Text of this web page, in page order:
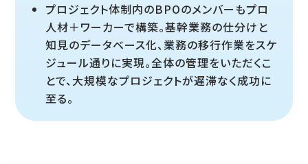
プロジェクト体制内のBPOのメンバーもプロ
人材＋ワーカーで構築。基幹業務の仕分けと
知見のデータベース化、業務の移行作業をスケ
ジュール通りに実現。全体の管理をいただくこ
とで、大規模なプロジェクトが遅滞なく成功に
至る。